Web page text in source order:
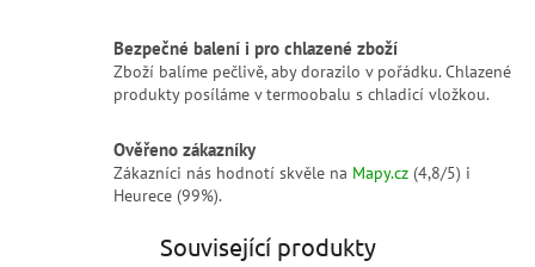
Bezpečné balení i pro chlazené zboží
Zboží balíme pečlivě, aby dorazilo v pořádku. Chlazené
produkty posíláme v termoobalu s chladicí vložkou.
Ověřeno zákazníky
Zákazníci nás hodnotí skvěle na Mapy.cz (4,8/5) i
Heurece (99%).
Související produkty